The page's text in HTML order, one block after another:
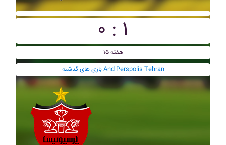
۰ : ۱
هفته ۱۵
بازی های گذشته And Perspolis Tehran